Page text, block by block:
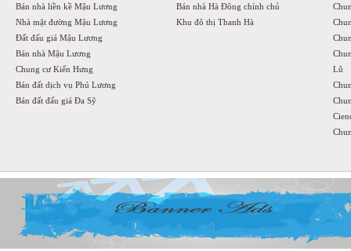
Bán nhà liền kề Mậu Lương
Nhà mặt đường Mậu Lương
Đất đấu giá Mậu Lương
Bán nhà Mậu Lương
Chung cư Kiến Hưng
Bán đất dịch vụ Phú Lương
Bán đất đấu giá Đa Sỹ
Bán nhà Hà Đông chính chủ
Khu đô thị Thanh Hà
Lũ